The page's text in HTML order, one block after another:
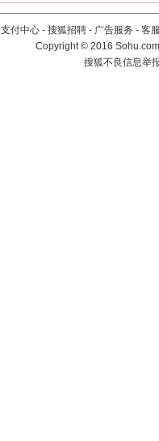
支付中心 - 搜狐招聘 - 广告服务 - 客
Copyright©2016
搜狐不良信息举